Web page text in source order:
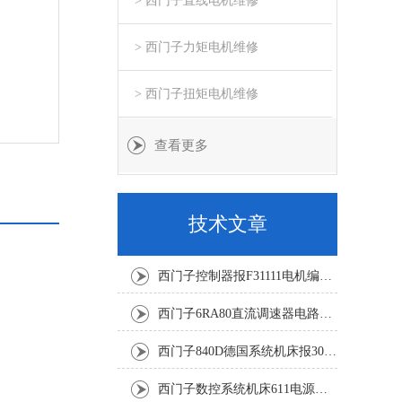
> 西门子力矩电机维修
> 西门子扭矩电机维修
查看更多
技术文章
西门子控制器报F31111电机编码器坏修复解决
西门子6RA80直流调速器电路板坏销售修理单位
西门子840D德国系统机床报300501修复解决
西门子数控系统机床611电源模块灯不显示修复解决